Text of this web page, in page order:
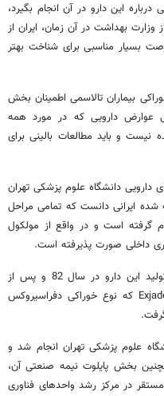
این دارو در آن انجام بگیرد،
بهداشت در آن زمان، ایران از
بسیار مناسبی برای شناخت بهتر
بیماران تالاسمی اطمینان بخش
عوارض دارویی که در مورد همه
نیست و باید مطالعات بالینی برای
دارویی دانشگاه علوم پزشکی تهران
شده ایرانی دانست که تمامی مراحل
گرفته است و در واقع از مولکول
داخلی صورت پذیرفته است.
دکتر عباس کبریایی زاده گفت: ایده اولیه تولید این دارو در سال 82 و پس از
اطلاع یافتن از تولید داروی اصلی به نام Exjade که نوع خوراکی دفراسیروکس
علوم پزشکی تهران انجام شد و
بخش پایلوت نیمه صنعتی آن،
در مرکز رشد واحدهای فناوری